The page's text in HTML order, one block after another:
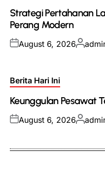
Strategi Pertahanan
Perang Modern
Posted
August 6, 2026Posted
Posted
Berita Hari Ini
Keunggulan Pesawat
Posted
August 6, 2026Posted